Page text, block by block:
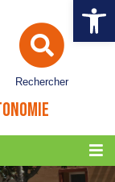
Ouvrir
Rechercher